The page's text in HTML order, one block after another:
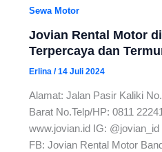
Sewa Motor
Jovian Rental Motor
Terpercaya dan
Erlina /14 Juli 2024
Alamat: Jalan Pasir Kaliki
Barat No.Telp/HP: 0811
www.jovian.id IG:
FB: Jovian Rental Motor